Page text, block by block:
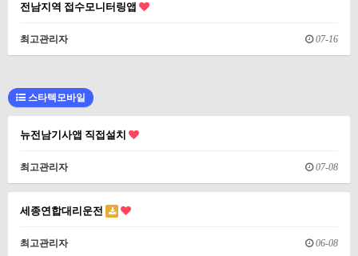
전남지역 접수모니터링앱
최고관리자 07-16
스타텍모바일
뉴전남기사앱 직접설치
최고관리자 07-08
세종연합대리운전
최고관리자 06-08